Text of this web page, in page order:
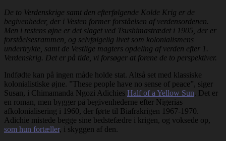
De to Verdenskrige samt den efterfølgende Kolde Krig er de
begivenheder, der i Vesten former forståelsen af verdensordenen.
Men i restens øjne er det slaget ved Tsushimastrædet i 1905, der er
forståelsesrammen, og selvfølgelig livet som kolonialismens
undertrykte, samt de Vestlige magters opdeling af verden efter 1.
Verdenskrig. Det er på tide, vi forsøger at forene de to perspektiver.
Indfødte kan på ingen måde holde stat. Altså set med klassiske
kolonialistiske øjne. ”These people have no sense of peace”, siger
Susan, i Chimamanda Ngozi Adichies Half of a Yellow Sun. Det er
en roman, men bygger på begivenhederne efter Nigerias
afkolonialisering i 1960, der førte til Biafrakrigen 1967-1970.
Adichie mistede begge sine bedstefædre i krigen, og voksede op,
som hun fortæller, i skyggen af den.